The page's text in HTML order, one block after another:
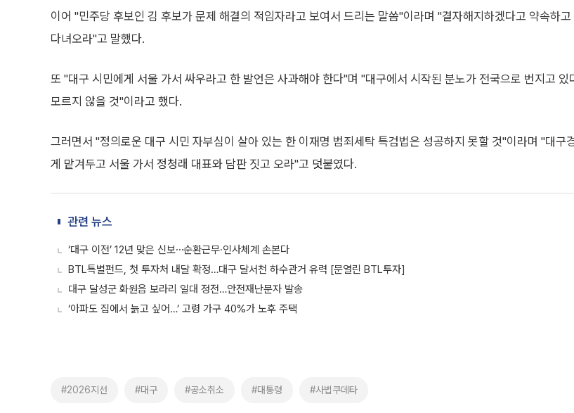
이어 "민주당 후보인 김 후보가 문제 해결의 적임자라고 보여서 드리는 말씀"이라며 "결자해지하겠다고 약속하고
다녀오라"고 말했다.
또 "대구 시민에게 서울 가서 싸우라고 한 발언은 사과해야 한다"며 "대구에서 시작된 분노가 전국으로 번지고 있
모르지 않을 것"이라고 했다.
그러면서 "정의로운 대구 시민 자부심이 살아 있는 한 이재명 범죄세탁 특검법은 성공하지 못할 것"이라며 "대구
게 맡겨두고 서울 가서 정청래 대표와 담판 짓고 오라"고 덧붙였다.
관련 뉴스
‘대구 이전’ 12년 맞은 신보⋯순환근무·인사체계 손본다
BTL특별펀드, 첫 투자처 내달 확정…대구 달서천 하수관거 유력 [문열린 BTL투자]
대구 달성군 화원읍 보라리 일대 정전…안전재난문자 발송
‘아파도 집에서 늙고 싶어…’ 고령 가구 40%가 노후 주택
#2026지선 #대구 #공소취소 #대통령 #사법쿠데타